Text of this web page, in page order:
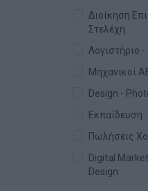
Διοίκηση
Στελέχη
Λογιστήριο
Μηχανικοί
Design -
Εκπαίδευση
Πωλήσεις
Digital
Design